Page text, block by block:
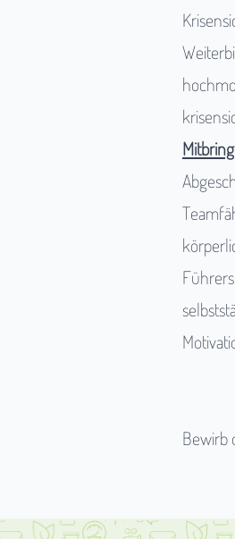
Bewirb